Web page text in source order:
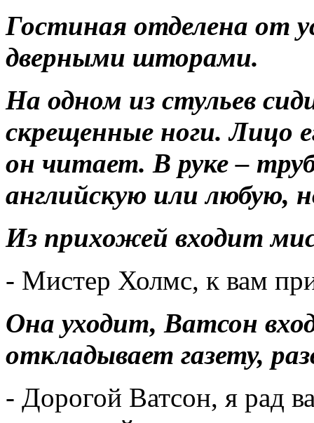
Гостиная отделена от
дверными шторами.
На одном из стульев
скрещенные ноги. Лицо
он читает. В руке –
английскую или любую,
Из прихожей входит
- Мистер Холмс, к вам
Она уходит, Ватсон
откладывает газету,
- Дорогой Ватсон, я рад